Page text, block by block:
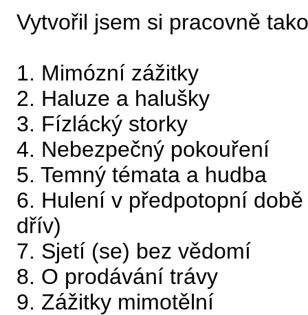
Vytvořil jsem si pracovně
1. Mimózní zážitky
2. Haluze a halušky
3. Fízlácký storky
4. Nebezpečný pokouření
5. Temný témata a hudba
6. Hulení v předpotopní
dřív)
7. Sjetí (se) bez vědomí
8. O prodávání trávy
9. Zážitky mimotělní